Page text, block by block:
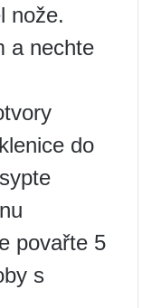
nože.
a nechte
do
povařte 5
s